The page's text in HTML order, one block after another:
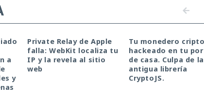
a
y
Private Relay de Apple
falla: WebKit localiza tu
IP y la revela al sitio
web
Tu monedero
hackeado en tu
de casa. Culpa de la
antigua librería
CryptoJS.